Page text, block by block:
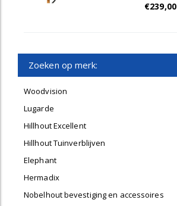
€239,00
Zoeken op merk:
Woodvision
Lugarde
Hillhout Excellent
Hillhout Tuinverblijven
Elephant
Hermadix
Nobelhout bevestiging en accessoires